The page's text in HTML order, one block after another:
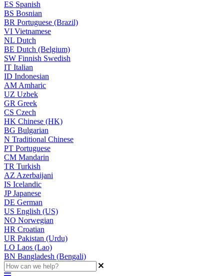
ES Spanish
BS Bosnian
BR Portuguese (Brazil)
VI Vietnamese
NL Dutch
BE Dutch (Belgium)
SW Finnish Swedish
IT Italian
ID Indonesian
AM Amharic
UZ Uzbek
GR Greek
CS Czech
HK Chinese (HK)
BG Bulgarian
N Traditional Chinese
PT Portuguese
CM Mandarin
TR Turkish
AZ Azerbaijani
IS Icelandic
JPJapanese
DE German
US English (US)
NO Norwegian
HR Croatian
UR Pakistan (Urdu)
LO Laos (Lao)
BN Bangladesh (Bengali)